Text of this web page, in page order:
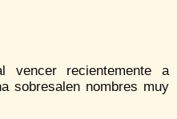
vencer recientemente a
sobresalen nombres muy